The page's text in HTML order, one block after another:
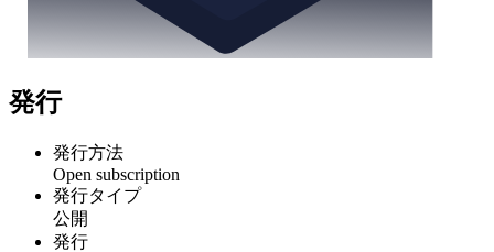
発行
発行方法
Open subscription
発行タイプ
公開
発行